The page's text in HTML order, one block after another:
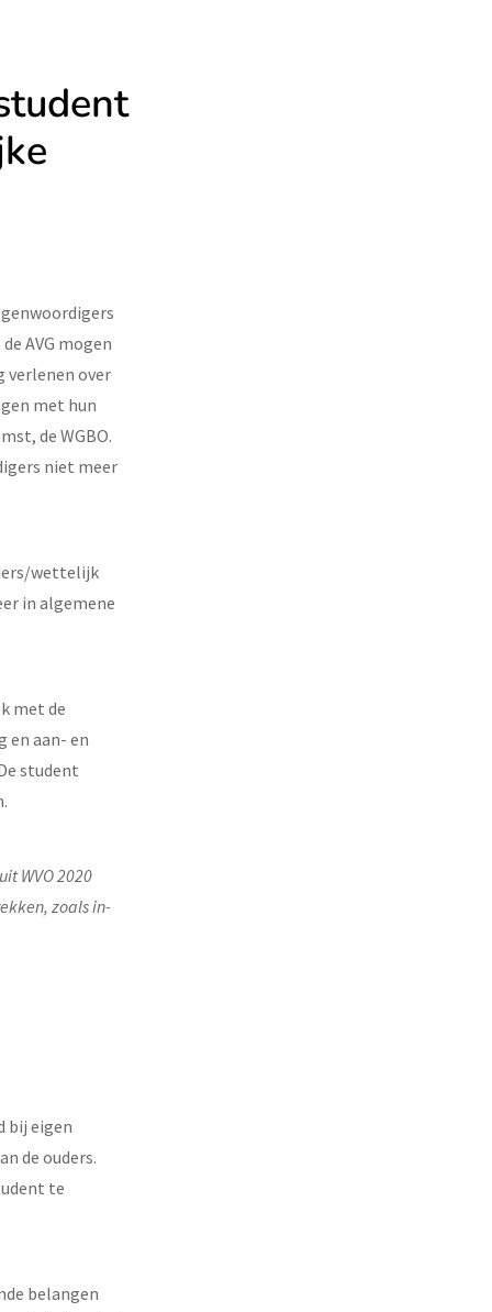
AVG mogen
verlenen over
met hun
de WGBO.
niet meer
wettelijk
in algemene
met de
en aan- en
student
WVO 2020
zoals in-
bij eigen
de ouders.
te
belangen